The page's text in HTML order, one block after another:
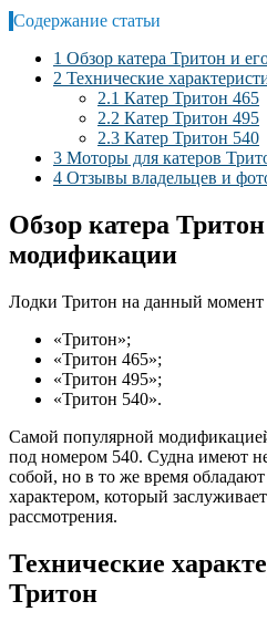
Содержание статьи
1 Обзор катера Тритон и
2 Технические
2.1 Катер Тритон 465
2.2 Катер Тритон 495
2.3 Катер Тритон 540
3 Моторы для катеров
4 Отзывы владельцев и
Обзор катера Тритон
модификации
Лодки Тритон на данный момент
«Тритон»;
«Тритон 465»;
«Тритон 495»;
«Тритон 540».
Самой популярной
под номером 540. Судна имеют
собой, но в то же время
характером, который
рассмотрения.
Технические
Тритон